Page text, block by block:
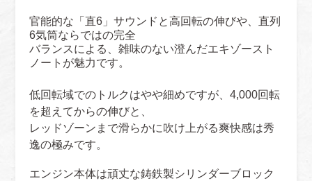
官能的な「直6」サウンドと高回転の伸びや、直列
6気筒ならではの完全
バランスによる、雑味のない澄んだエキゾースト
ノートが魅力です。
低回転域でのトルクはやや細めですが、4,000回転
を超えてからの伸びと、
レッドゾーンまで滑らかに吹け上がる爽快感は秀
逸の極みです。
エンジン本体は頑丈な鋳鉄製シリンダーブロック